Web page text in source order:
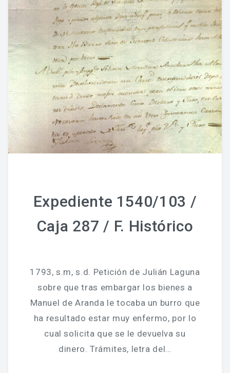
Expediente 1540/103 /
Caja 287 / F. Histórico
1793, s.m, s.d. Petición de Julián Laguna
sobre que tras embargar los bienes a
Manuel de Aranda le tocaba un burro que
ha resultado estar muy enfermo, por lo
cual solicita que se le devuelva su
dinero. Trámites, letra del…